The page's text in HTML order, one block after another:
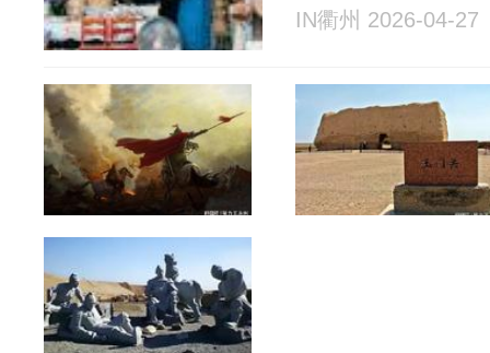
IN衢州 2026-04-27